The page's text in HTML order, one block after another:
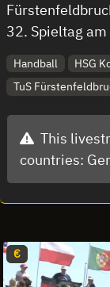
32. Spieltag
Handball
HSG
TuS
This
countries:
€